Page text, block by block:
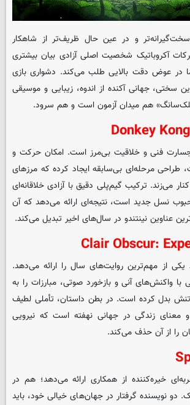
و در عین حال ظریف‌تر از شاهکار
آکروباتیک شخصیت اصلی آزادی بیان بیشتری
در عوض دقت بالایی طلب می‌کند. دشواری بازی
سختی، جهانی آکنده از اندوه، زیبایی و موسیقی
هم میدان آزمون است و هم سرود.
جسارت فنی و خلاقیت بی‌مرز است. امکان حرکت و
طراحی مرحله‌ای بی‌سابقه ایجاد کرده که مرزهای
می‌زند. ترکیب گیم‌پلی دقیق با آزادی خلاقانه‌ای
نسل جدید است، نتیجه‌ای ارائه می‌دهد که آن
عناوین نینتندو در سال‌های اخیر تبدیل می‌کند.
یکی از مهم‌ترین روایت‌های سال را ارائه می‌دهد.
با واکنش‌های آنی و بازخورد صوتی، مبارزات را به
بدل کرده است. در بطن داستان، تأملی لطیف
معنای زندگی در جهانی نهفته است که نیرویی
را از آن حذف می‌کند.
خیره‌کننده از همکاری ارائه می‌دهد؛ هم در
دو نویسنده گرفتار در جهان‌های خیالی خود، باید